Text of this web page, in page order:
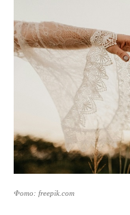
Фото: freepik.com